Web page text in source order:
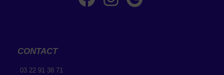
CONTACT
03 22 91 38 71